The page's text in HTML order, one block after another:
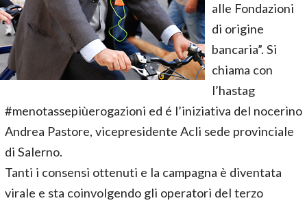
alle Fondazioni
di origine
bancaria”. Si
chiama con
l’hastag
#‎menotassepiùerogazioni‬ ed é l’iniziativa del nocerino
Andrea Pastore, vicepresidente Acli sede provinciale
di Salerno.
Tanti i consensi ottenuti e la campagna è diventata
virale e sta coinvolgendo gli operatori del terzo